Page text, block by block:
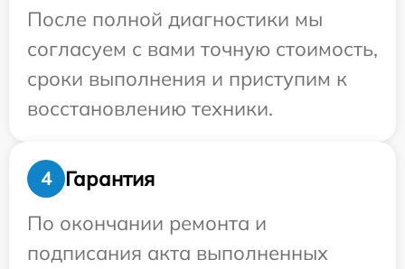
После полной диагностики мы
согласуем с вами точную стоимость,
сроки выполнения и приступим к
восстановлению техники.
4
Гарантия
По окончании ремонта и
подписания акта выполненных